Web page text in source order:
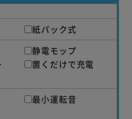
紙パック式
静電モップ
置くだけで充電
最小運転音